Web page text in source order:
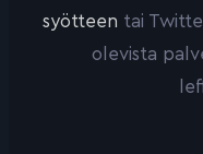
syötteen tai
olevista